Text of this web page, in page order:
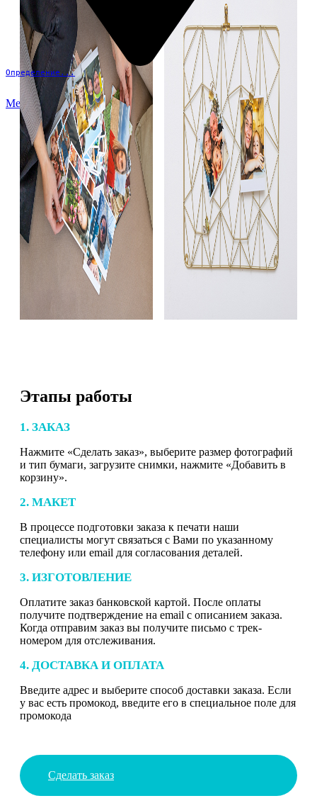
Определение...
Меню
Этапы работы
1. ЗАКАЗ
Нажмите «Сделать заказ», выберите размер фотографий
и тип бумаги, загрузите снимки, нажмите «Добавить в
корзину».
2. МАКЕТ
В процессе подготовки заказа к печати наши
специалисты могут связаться с Вами по указанному
телефону или email для согласования деталей.
3. ИЗГОТОВЛЕНИЕ
Оплатите заказ банковской картой. После оплаты
получите подтверждение на email с описанием заказа.
Когда отправим заказ вы получите письмо с трек-
номером для отслеживания.
4. ДОСТАВКА И ОПЛАТА
Введите адрес и выберите способ доставки заказа. Если
у вас есть промокод, введите его в специальное поле для
промокода
Сделать заказ